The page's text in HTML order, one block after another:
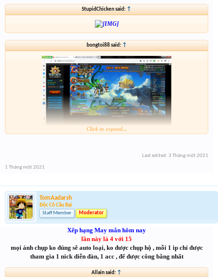
StupidChicken said: ↑
bongtoi88 said: ↑
Click to expand...
Last edited: 3 Tháng một 2021
1 Tháng một 2021
TomAadarsh
Độc Cô Cầu Bại
Staff Member
Moderator
Xếp hạng May mắn hôm nay
lần này là 4 với 15
mọi ảnh chụp ko đúng sẽ auto loại, ko được chụp hộ , mỗi 1 ip chỉ được
tham gia 1 nick diễn đàn, 1 acc , để được công bằng nhất
Allain said: ↑